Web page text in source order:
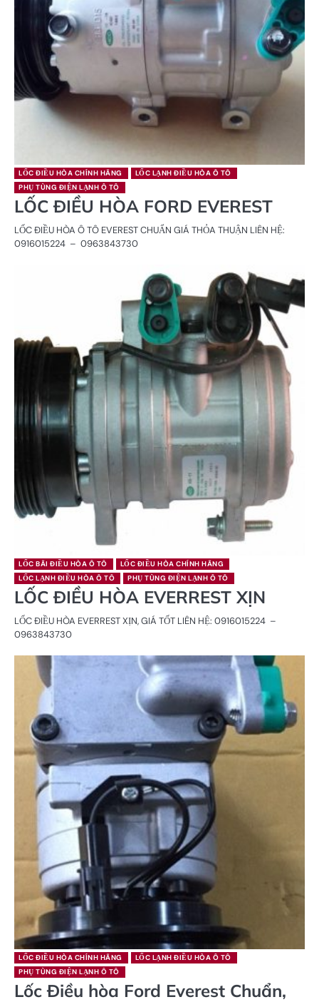
LỐC ĐIỀU HÒA CHÍNH HÃNG
LỐC LẠNH ĐIỀU HÒA Ô TÔ
PHỤ TÙNG ĐIỆN LẠNH Ô TÔ
LỐC ĐIỀU HÒA FORD EVEREST
LỐC ĐIỀU HÒA Ô TÔ EVEREST CHUẨN GIÁ THỎA THUẬN LIÊN HỆ:
0916015224 – 0963843730
LỐC BÃI ĐIỀU HÒA Ô TÔ
LỐC ĐIỀU HÒA CHÍNH HÃNG
LỐC LẠNH ĐIỀU HÒA Ô TÔ
PHỤ TÙNG ĐIỆN LẠNH Ô TÔ
LỐC ĐIỀU HÒA EVERREST XỊN
LỐC ĐIỀU HÒA EVERREST XỊN, GIÁ TỐT LIÊN HỆ: 0916015224 –
0963843730
LỐC ĐIỀU HÒA CHÍNH HÃNG
LỐC LẠNH ĐIỀU HÒA Ô TÔ
PHỤ TÙNG ĐIỆN LẠNH Ô TÔ
Lốc Điều hòa Ford Everest Chuẩn,